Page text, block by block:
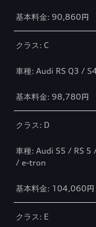
基本料金: 90,860円
クラス: C
車種: Audi RS Q3 /
基本料金: 98,780円
クラス: D
車種: Audi S5 / RS
/ e-tron
基本料金: 104,060円
クラス: E